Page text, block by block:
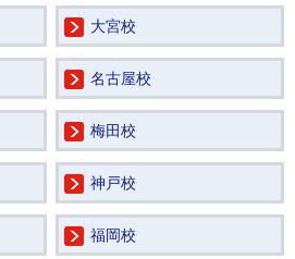
大宮校
名古屋校
梅田校
神戸校
福岡校